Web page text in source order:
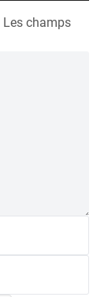
Les champs